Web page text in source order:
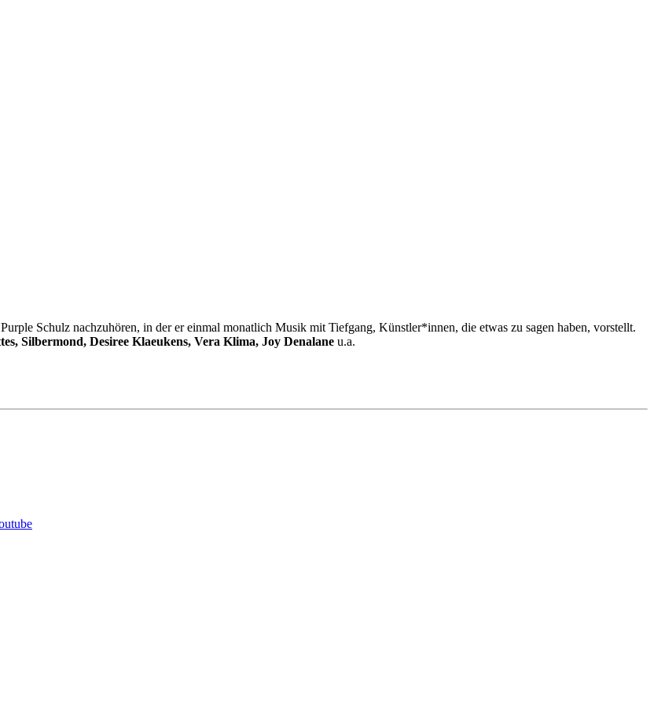
Schulz nachzuhören, in der er einmal monatlich Musik mit Tiefgang, Künstler*innen, die etwas zu sagen haben, vorstellt.
Silbermond, Desiree Klaeukens, Vera Klima, Joy Denalane u.a.